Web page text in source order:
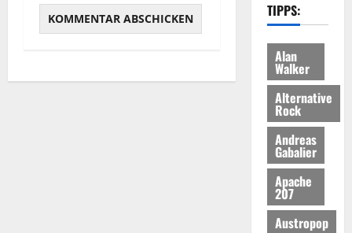
TIPPS:
Alan
Walker
Alternative
Rock
Andreas
Gabalier
Apache
207
Austropop